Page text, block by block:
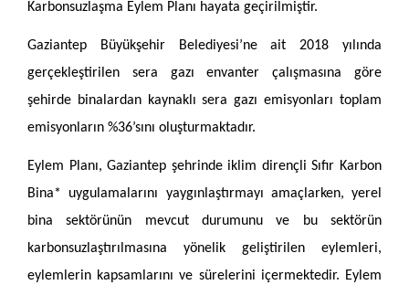
Karbonsuzlaşma Eylem Planı hayata geçirilmiştir.
Gaziantep Büyükşehir Belediyesi’ne ait 2018 yılında
gerçekleştirilen sera gazı envanter çalışmasına göre
şehirde binalardan kaynaklı sera gazı emisyonları toplam
emisyonların %36’sını oluşturmaktadır.
Eylem Planı, Gaziantep şehrinde iklim dirençli Sıfır Karbon
Bina* uygulamalarını yaygınlaştırmayı amaçlarken, yerel
bina sektörünün mevcut durumunu ve bu sektörün
karbonsuzlaştırılmasına yönelik geliştirilen eylemleri,
eylemlerin kapsamlarını ve sürelerini içermektedir. Eylem